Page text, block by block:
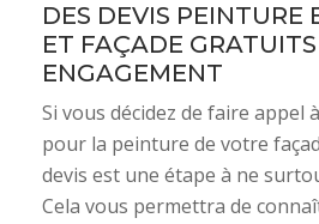
DES DEVIS PEINTURE
ET FAÇADE
ENGAGEMENT
Si vous décidez de faire appel
pour la peinture de votre
devis est une étape à ne
Cela vous permettra de